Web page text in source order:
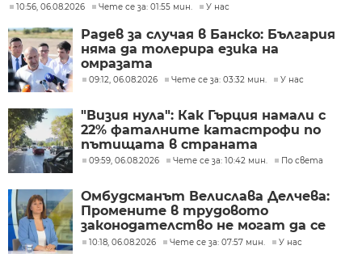
10:56, 06.08.2026 Чете се за: 01:55 мин. У нас
Радев за случая в Банско: България
няма да толерира езика на
омразата
09:12, 06.08.2026 Чете се за: 03:32 мин. У нас
"Визия нула": Как Гърция намали с
22% фаталните катастрофи по
пътищата в страната
09:59, 06.08.2026 Чете се за: 10:42 мин. По света
Омбудсманът Велислава Делчева:
Промените в трудовото
законодателство не могат да се
правят през бюджета
10:18, 06.08.2026 Чете се за: 07:57 мин. У нас